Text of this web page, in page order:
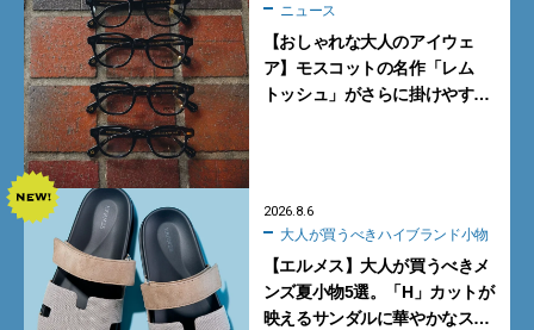
ニュース
【おしゃれな大人のアイウェ
ア】モスコットの名作「レム
トッシュ」がさらに掛けやす
2026.8.6
大人が買うべきハイブランド小物
【エルメス】大人が買うべきメ
ンズ夏小物5選。「H」カットが
映えるサンダルに華やかなス